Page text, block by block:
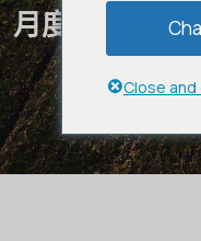
月度归档：
Close